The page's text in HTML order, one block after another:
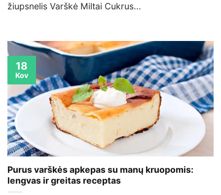
žiupsnelis Varškė Miltai Cukrus...
Purus varškės apkepas su manų kruopomis:
lengvas ir greitas receptas
18
Kov